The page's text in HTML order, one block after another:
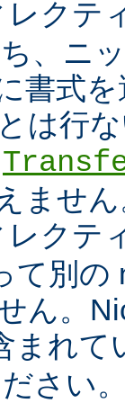
レクテ
、ニ
書式
は行
ませ
レクテ
て別の
ん。
まれて
さい